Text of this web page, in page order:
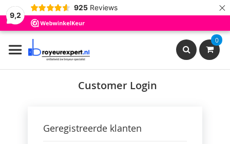
9,2
925 Reviews ×
Ga
naar
de
0
Search
Customer Login
Geregistreerde klanten